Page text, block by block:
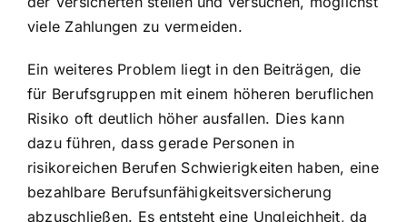
viele Zahlungen zu vermeiden.
Ein weiteres Problem liegt in den Beiträgen, die
für Berufsgruppen mit einem höheren beruflichen
Risiko oft deutlich höher ausfallen. Dies kann
dazu führen, dass gerade Personen in
risikoreichen Berufen Schwierigkeiten haben, eine
bezahlbare Berufsunfähigkeitsversicherung
abzuschließen. Es entsteht eine Ungleichheit, da